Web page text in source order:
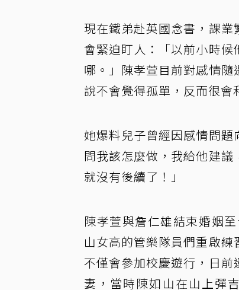
現在鐵弟赴英國念書，課
會緊迫盯人：「以前小時
哪。」陳孝萱目前對感情
說不會覺得孤單，反而很會
她爆料兒子曾經因感情問
問我該怎麼做，我給他建議
就沒有後續了！」
陳孝萱與詹仁雄結束婚姻
山女高的管樂隊員們重啟
不僅會參加校慶遊行，日
妻，當時陳如山在山上彈